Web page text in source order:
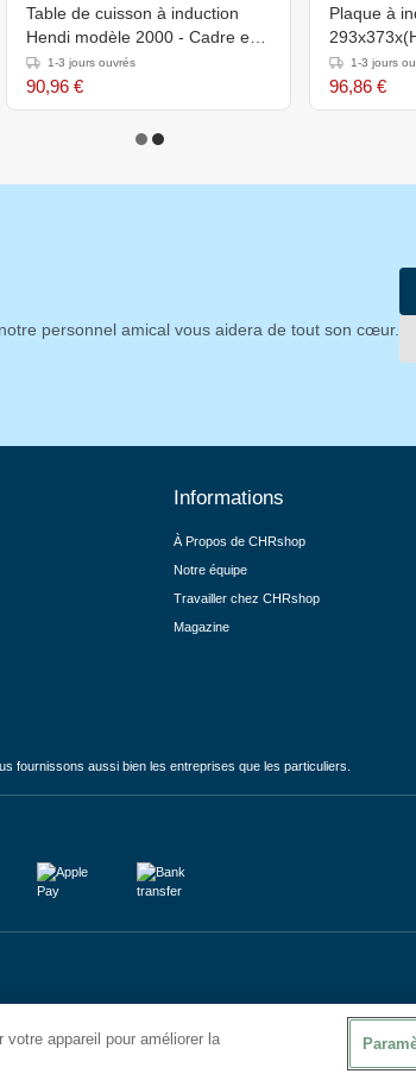
Table de cuisson à induction
Hendi modèle 2000 - Cadre en
acier inoxydable -
Fonctionnement tactile - Surface
en verre céramique
1-3 jours ouvrés
90,96 €
Plaque à
1-3 jours
96,86 €
personnel amical vous aidera de tout son cœur.
Informations
À Propos de CHRshop
Notre équipe
Travailler chez CHRshop
Magazine
fournissons aussi bien les entreprises que les particuliers.
appareil pour améliorer la